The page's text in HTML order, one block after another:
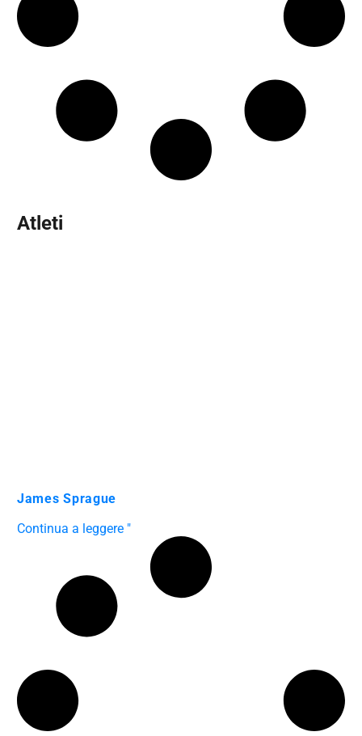
Atleti
James Sprague
Continua a leggere "